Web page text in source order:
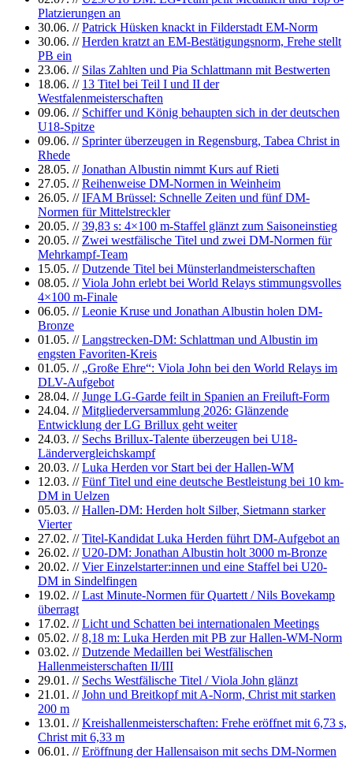
Platzierungen an
30.06. //Patrick Hüsken knackt in Filderstadt EM-Norm
30.06. //Herden kratzt an EM-Bestätigungsnorm, Frehe stellt
PB ein
23.06. // Silas Zahlten und Pia Schlattmann mit Bestwerten
18.06. // 13 Titel bei Teil I und II der
Westfalenmeisterschaften
09.06. // Schiffer und König behaupten sich in der deutschen
U18-Spitze
09.06. // Sprinter überzeugen in Regensburg, Tabea Christ in
Rhede
28.05. //Jonathan Albustin nimmt Kurs auf Rieti
27.05. //Reihenweise DM-Normen in Weinheim
26.05. //IFAM Brüssel: Schnelle Zeiten und fünf DM-
Normen für Mittelstreckler
20.05. //39,83 s: 4×100 m-Staffel glänzt zum Saisoneinstieg
20.05. // Zwei westfälische Titel und zwei DM-Normen für
Mehrkampf-Team
15.05. //Dutzende Titel bei Münsterlandmeisterschaften
08.05. //Viola John erlebt bei World Relays stimmungsvolles
4×100 m-Finale
06.05. //Leonie Kruse und Jonathan Albustin holen DM-
Bronze
01.05. //Langstrecken-DM: Schlattman und Albustin im
engsten Favoriten-Kreis
01.05. // „Große Ehre“: Viola John bei den World Relays im
DLV-Aufgebot
28.04. //Junge LG-Garde feilt in Spanien an Freiluft-Form
24.04. //Mitgliederversammlung 2026: Glänzende
Entwicklung der LG Brillux geht weiter
24.03. // Sechs Brillux-Talente überzeugen bei U18-
Ländervergleichskampf
20.03. //Luka Herden vor Start bei der Hallen-WM
12.03. //Fünf Titel und eine deutsche Bestleistung bei 10 km-
DM in Uelzen
05.03. //Hallen-DM: Herden holt Silber, Sietmann starker
Vierter
27.02. //Titel-Kandidat Luka Herden führt DM-Aufgebot an
26.02. //U20-DM: Jonathan Albustin holt 3000 m-Bronze
20.02. //Vier Einzelstarter:innen und eine Staffel bei U20-
DM in Sindelfingen
19.02. //Last Minute-Normen für Quartett / Nils Bovekamp
überragt
17.02. //Licht und Schatten bei internationalen Meetings
05.02. //8,18 m: Luka Herden mit PB zur Hallen-WM-Norm
03.02. //Dutzende Medaillen bei Westfälischen
Hallenmeisterschaften II/III
29.01. // Sechs Westfälische Titel / Viola John glänzt
21.01. //John und Breitkopf mit A-Norm, Christ mit starken
200 m
13.01. //Kreishallenmeisterschaften: Frehe eröffnet mit 6,73 s,
Christ mit 6,33 m
06.01. //Eröffnung der Hallensaison mit sechs DM-Normen